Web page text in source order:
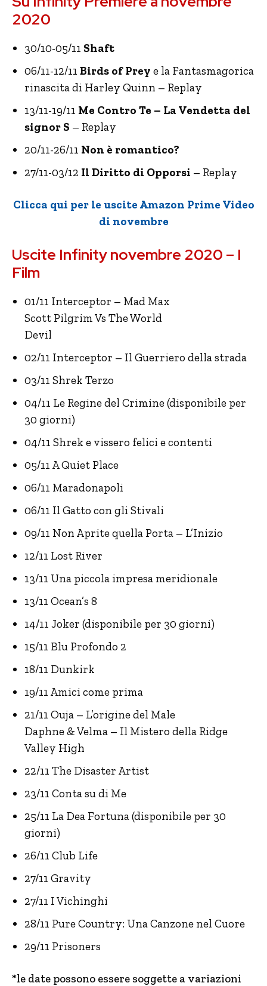
2020
30/10-05/11 Shaft
06/11-12/11 Birds of Prey e la Fantasmagorica
rinascita di Harley Quinn – Replay
13/11-19/11 Me Contro Te – La Vendetta del
signor S – Replay
20/11-26/11 Non è romantico?
27/11-03/12 Il Diritto di Opporsi – Replay
Clicca qui per le uscite Amazon Prime Video
di novembre
Uscite Infinity novembre 2020 – I
Film
01/11 Interceptor – Mad Max
Scott Pilgrim Vs The World
Devil
02/11 Interceptor – Il Guerriero della strada
03/11 Shrek Terzo
04/11 Le Regine del Crimine (disponibile per
30 giorni)
04/11 Shrek e vissero felici e contenti
05/11 A Quiet Place
06/11 Maradonapoli
06/11 Il Gatto con gli Stivali
09/11 Non Aprite quella Porta – L’Inizio
12/11 Lost River
13/11 Una piccola impresa meridionale
13/11 Ocean’s 8
14/11 Joker (disponibile per 30 giorni)
15/11 Blu Profondo 2
18/11 Dunkirk
19/11 Amici come prima
21/11 Ouja – L’origine del Male
Daphne & Velma – Il Mistero della Ridge
Valley High
22/11 The Disaster Artist
23/11 Conta su di Me
25/11 La Dea Fortuna (disponibile per 30
giorni)
26/11 Club Life
27/11 Gravity
27/11 I Vichinghi
28/11 Pure Country: Una Canzone nel Cuore
29/11 Prisoners
*le date possono essere soggette a variazioni